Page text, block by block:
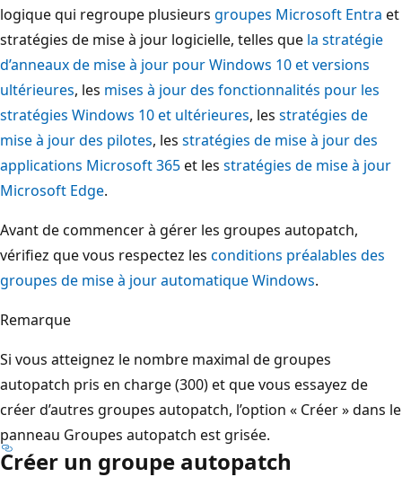
logique qui regroupe plusieurs groupes Microsoft Entra et
stratégies de mise à jour logicielle, telles que la stratégie
d’anneaux de mise à jour pour Windows 10 et versions
ultérieures, les mises à jour des fonctionnalités pour les
stratégies Windows 10 et ultérieures, les stratégies de
mise à jour des pilotes, les stratégies de mise à jour des
applications Microsoft 365et les stratégies de mise à jour
Microsoft Edge.
Avant de commencer à gérer les groupes autopatch,
vérifiez que vous respectez les conditions préalables des
groupes de mise à jour automatique Windows.
Remarque
Si vous atteignez le nombre maximal de groupes
autopatch pris en charge (300) et que vous essayez de
créer d’autres groupes autopatch, l’option « Créer » dans le
panneau Groupes autopatch est grisée.
Créer un groupe autopatch